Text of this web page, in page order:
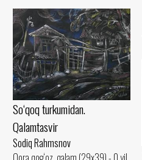
So‘qoq turkumidan.
Qalamtasvir
Sodiq Rahmsnov